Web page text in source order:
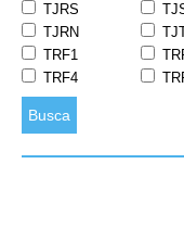
TJRS
TJRN
TRF1
TRF4
Busca